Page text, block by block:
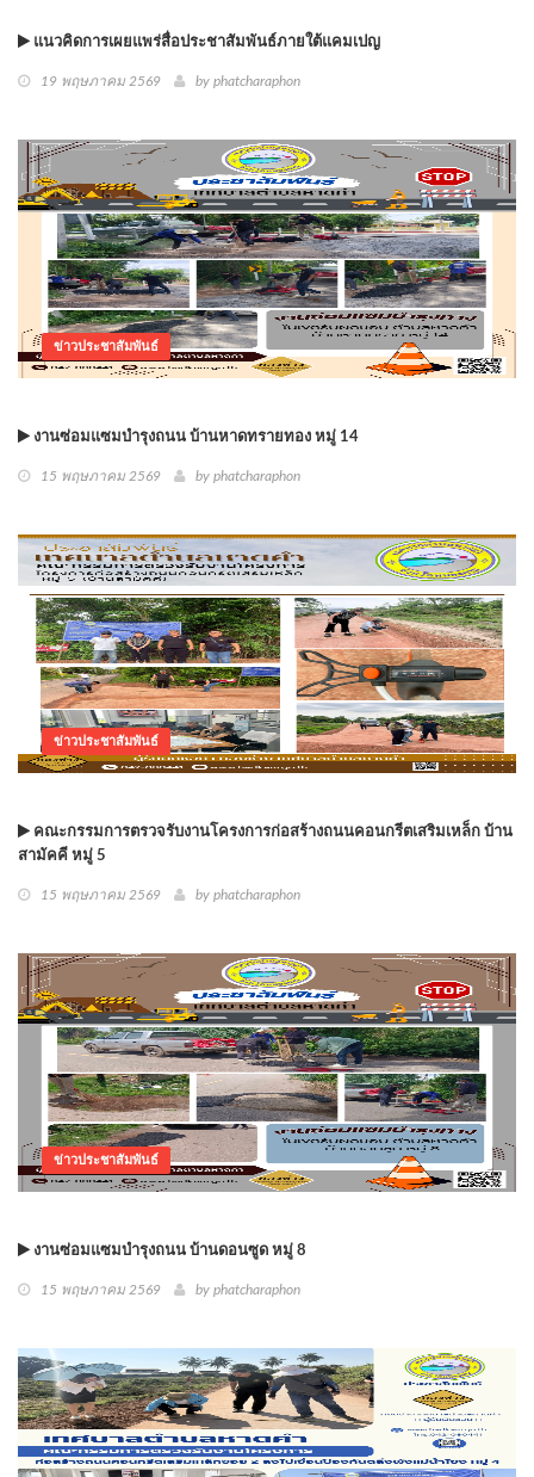
แนวคิดการเผยแพร่สื่อประชาสัมพันธ์ภายใต้แคมเปญ
19 พฤษภาคม 2569 by phatcharaphon
ข่าวประชาสัมพันธ์
งานซ่อมแซมบำรุงถนน บ้านหาดทรายทอง หมู่ 14
15 พฤษภาคม 2569 by phatcharaphon
ข่าวประชาสัมพันธ์
คณะกรรมการตรวจรับงานโครงการก่อสร้างถนนคอนกรีตเสริมเหล็ก บ้าน
สามัคคี หมู่ 5
15 พฤษภาคม 2569 by phatcharaphon
ข่าวประชาสัมพันธ์
งานซ่อมแซมบำรุงถนน บ้านดอนซูด หมู่ 8
15 พฤษภาคม 2569 by phatcharaphon